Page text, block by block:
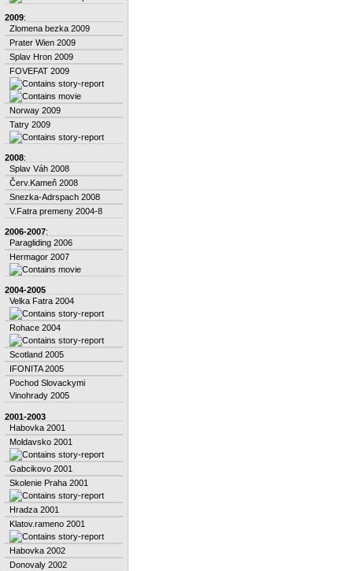
2009:
Zlomena bezka 2009
Prater Wien 2009
Splav Hron 2009
FOVEFAT 2009
Norway 2009
Tatry 2009
2008:
Splav Váh 2008
Červ.Kameň 2008
Snezka-Adrspach 2008
V.Fatra premeny 2004-8
2006-2007:
Paragliding 2006
Hermagor 2007
2004-2005
Velka Fatra 2004
Rohace 2004
Scotland 2005
IFONITA 2005
Pochod Slovackymi
Vinohrady 2005
2001-2003
Habovka 2001
Moldavsko 2001
Gabcikovo 2001
Skolenie Praha 2001
Hradza 2001
Klatov.rameno 2001
Habovka 2002
Donovaly 2002